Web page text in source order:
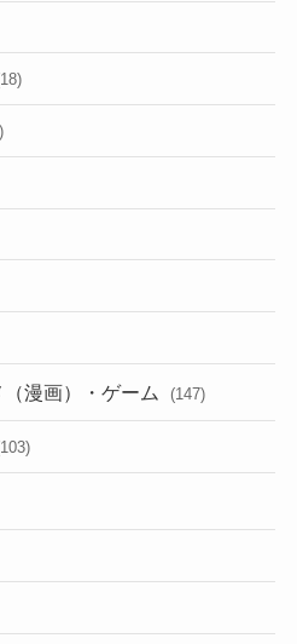
漫画）・ゲーム (147)